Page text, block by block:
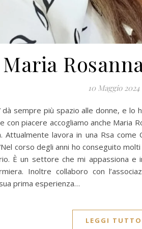
Maria
10 Maggio 2024
dà sempre più spazio alle donne, e
con piacere accogliamo anche Maria
Attualmente lavora in una Rsa
corso degli anni ho conseguito
È un settore che mi appassiona e
Inoltre collaboro con
prima esperienza…
LEGGI TUTTO